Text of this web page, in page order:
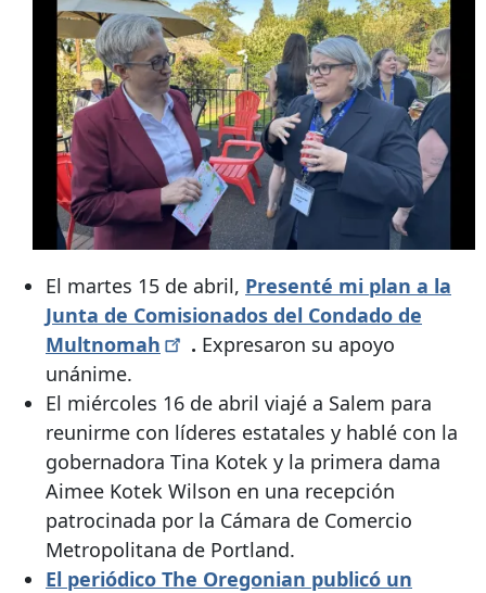
El martes 15 de abril, Presenté mi plan a la
Junta de Comisionados del Condado de
Multnomah
. Expresaron su apoyo
unánime.
El miércoles 16 de abril viajé a Salem para
reunirme con líderes estatales y hablé con la
gobernadora Tina Kotek y la primera dama
Aimee Kotek Wilson en una recepción
patrocinada por la Cámara de Comercio
Metropolitana de Portland.
El periódico The Oregonian publicó un